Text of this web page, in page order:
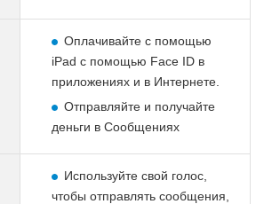
Оплачивайте с помощью
iPad с помощью Face ID в
приложениях и в Интернете.
Отправляйте и получайте
деньги в Сообщениях
Используйте свой голос,
чтобы отправлять сообщения,